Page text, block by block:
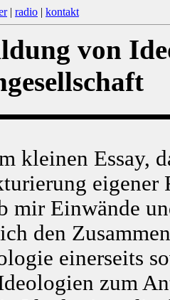
| radio | kontakt
von
kleinen Essay,
eigener
mir Einwände
den
einerseits
zum